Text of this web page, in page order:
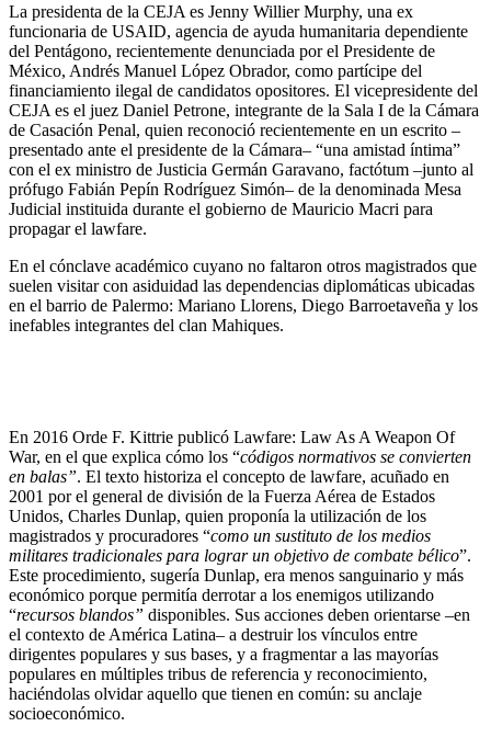
La presidenta de la CEJA es Jenny Willier Murphy, una ex
funcionaria de USAID, agencia de ayuda humanitaria dependiente
del Pentágono, recientemente denunciada por el Presidente de
México, Andrés Manuel López Obrador, como partícipe del
financiamiento ilegal de candidatos opositores. El vicepresidente del
CEJA es el juez Daniel Petrone, integrante de la Sala I de la Cámara
de Casación Penal, quien reconoció recientemente en un escrito –
presentado ante el presidente de la Cámara– “una amistad íntima”
con el ex ministro de Justicia Germán Garavano, factótum –junto al
prófugo Fabián Pepín Rodríguez Simón– de la denominada Mesa
Judicial instituida durante el gobierno de Mauricio Macri para
propagar el lawfare.
En el cónclave académico cuyano no faltaron otros magistrados que
suelen visitar con asiduidad las dependencias diplomáticas ubicadas
en el barrio de Palermo: Mariano Llorens, Diego Barroetaveña y los
inefables integrantes del clan Mahiques.
En 2016 Orde F. Kittrie publicó Lawfare: Law As A Weapon Of
War, en el que explica cómo los “códigos normativos se convierten
en balas”. El texto historiza el concepto de lawfare, acuñado en
2001 por el general de división de la Fuerza Aérea de Estados
Unidos, Charles Dunlap, quien proponía la utilización de los
magistrados y procuradores “como un sustituto de los medios
militares tradicionales para lograr un objetivo de combate bélico”.
Este procedimiento, sugería Dunlap, era menos sanguinario y más
económico porque permitía derrotar a los enemigos utilizando
“recursos blandos” disponibles. Sus acciones deben orientarse –en
el contexto de América Latina– a destruir los vínculos entre
dirigentes populares y sus bases, y a fragmentar a las mayorías
populares en múltiples tribus de referencia y reconocimiento,
haciéndolas olvidar aquello que tienen en común: su anclaje
socioeconómico.